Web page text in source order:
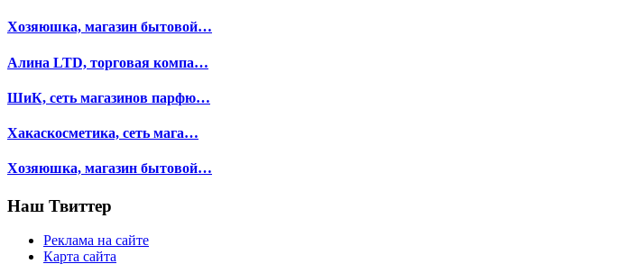
Хозяюшка, магазин бытовой…
Алина LTD, торговая компа…
ШиК, сеть магазинов парфю…
Хакаскосметика, сеть мага…
Хозяюшка, магазин бытовой…
Наш Твиттер
Реклама на сайте
Карта сайта